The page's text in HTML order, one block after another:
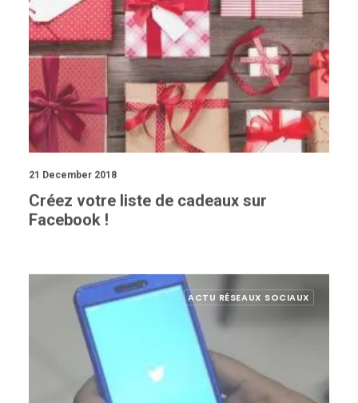
Créez votre liste de cadeaux sur
Facebook !
ACTU RÉSEAUX SOCIAUX